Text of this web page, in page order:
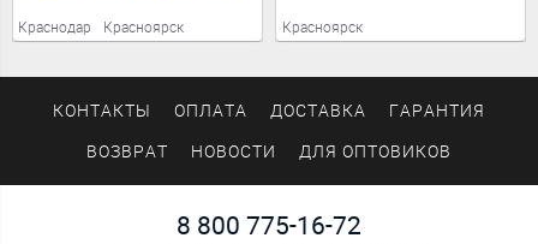
Краснодар Красноярск Красноярск
КОНТАКТЫ ОПЛАТА ДОСТАВКА ГАРАНТИЯ
ВОЗВРАТ НОВОСТИ ДЛЯ ОПТОВИКОВ
8 800 775-16-72